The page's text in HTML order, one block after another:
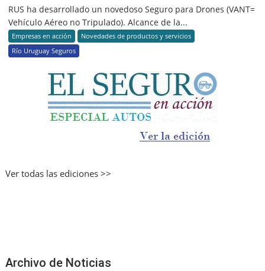
RUS ha desarrollado un novedoso Seguro para Drones (VANT=
Vehículo Aéreo no Tripulado). Alcance de la...
Empresas en acción
Novedades de productos y servicios
Río Uruguay Seguros
Ver todas las ediciones >>
Archivo de Noticias